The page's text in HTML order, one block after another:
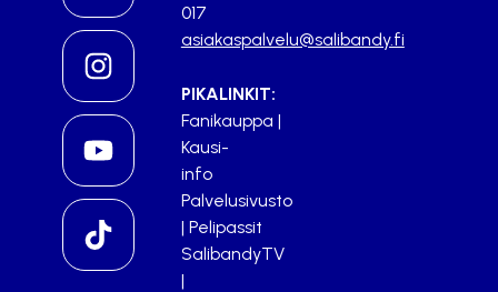
017
asiakaspalvelu@salibandy.fi
PIKALINKIT:
Fanikauppa |
Kausi-
info
Palvelusivusto
| Pelipassit
SalibandyTV
|